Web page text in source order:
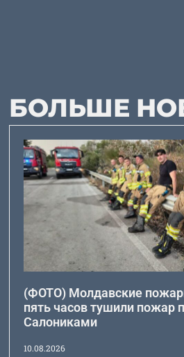
БОЛЬШЕ
(ФОТО) Молдавские
пять часов тушили пожар
Салониками
10.08.2026